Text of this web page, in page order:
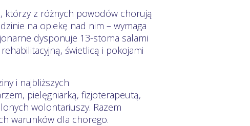
którzy z różnych powodów chorują
na opiekę nad nim – wymaga
dysponuje 13-stoma salami
świetlicą i pokojami
i najbliższych
pielęgniarką, fizjoterapeutą,
wolontariuszy. Razem
warunków dla chorego.